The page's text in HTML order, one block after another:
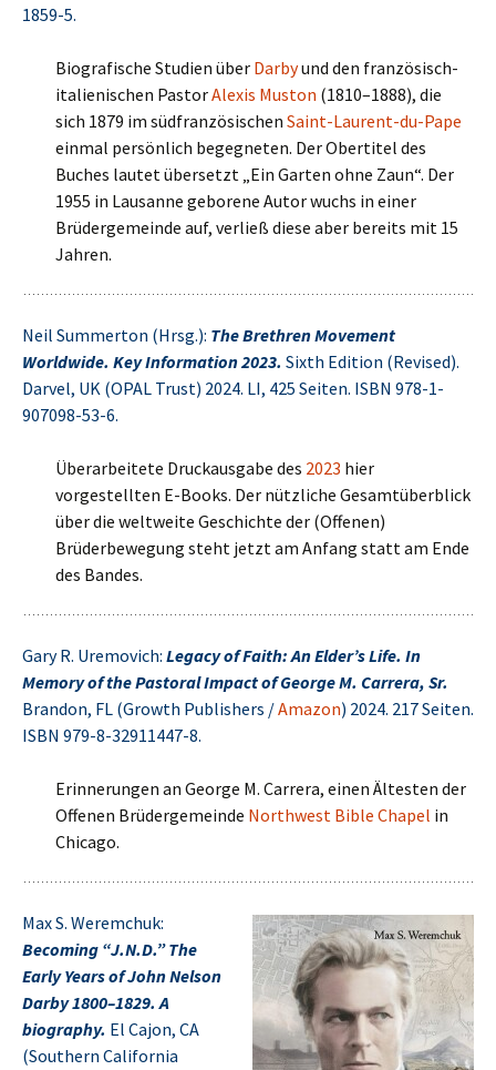
1859-5.
Biografische Studien über Darbyund den französisch-
italienischen PastorAlexis Muston (1810–1888), die
sich 1879 im südfranzösischen Saint-Laurent-du-Pape
einmal persönlich begegneten. Der Obertitel des
Buches lautet übersetzt „Ein Garten ohne Zaun“. Der
1955 in Lausanne geborene Autor wuchs in einer
Brüdergemeinde auf, verließ diese aber bereits mit 15
Jahren.
Neil Summerton (Hrsg.): The Brethren Movement
Worldwide. Key Information 2023. Sixth Edition (Revised).
Darvel, UK (OPAL Trust) 2024. LI, 425 Seiten. ISBN 978-1-
907098-53-6.
Überarbeitete Druckausgabe des 2023 hier
vorgestellten E-Books. Der nützliche Gesamtüberblick
über die weltweite Geschichte der (Offenen)
Brüderbewegung steht jetzt am Anfang statt am Ende
des Bandes.
Gary R. Uremovich: Legacy of Faith: An Elder’s Life. In
Memory of the Pastoral Impact of George M. Carrera, Sr.
Brandon, FL (Growth Publishers /Amazon) 2024. 217 Seiten.
ISBN 979-8-32911447-8.
Erinnerungen an George M. Carrera, einen Ältesten der
Offenen Brüdergemeinde North­west Bible Chapel in
Chicago.
Max S. Weremchuk:
Becoming “J.N.D.” The
Early Years of John Nelson
Darby 1800–1829. A
biography. El Cajon, CA
(Southern California